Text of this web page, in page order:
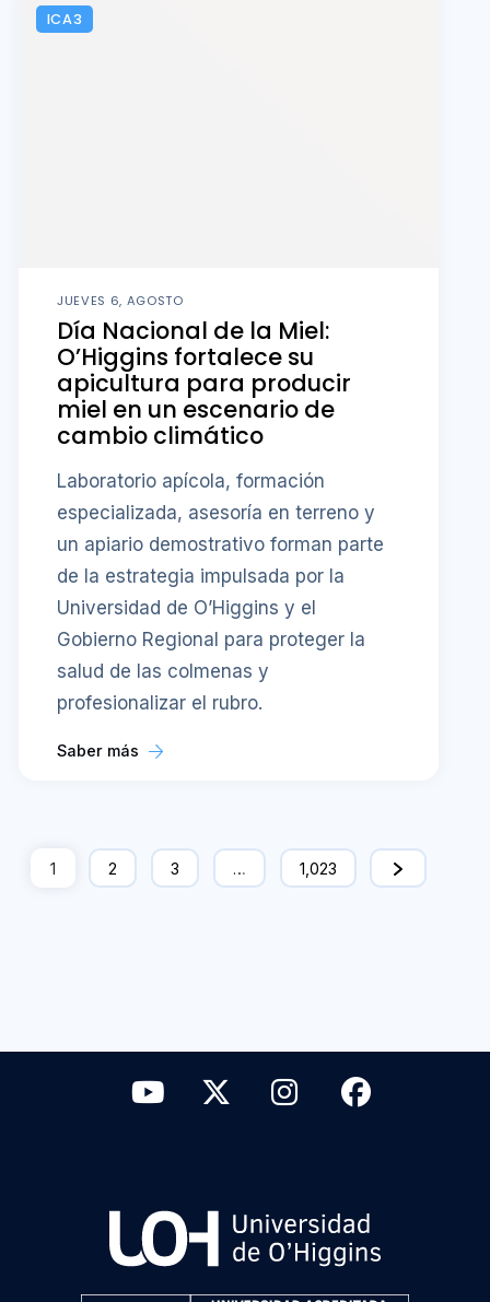
ICA3
JUEVES 6, AGOSTO
Día Nacional de la Miel:
O’Higgins fortalece su
apicultura para producir
miel en un escenario de
cambio climático
Laboratorio apícola, formación
especializada, asesoría en terreno y
un apiario demostrativo forman parte
de la estrategia impulsada por la
Universidad de O’Higgins y el
Gobierno Regional para proteger la
salud de las colmenas y
profesionalizar el rubro.
Saber más
1 2 3 … 1,023